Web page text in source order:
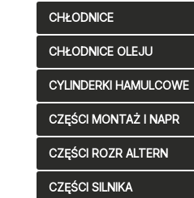
CHŁODNICE
CHŁODNICE OLEJU
CYLINDERKI HAMULCOWE
CZĘŚCI MONTAŻ I NAPR
CZĘŚCI ROZR ALTERN
CZĘŚCI SILNIKA